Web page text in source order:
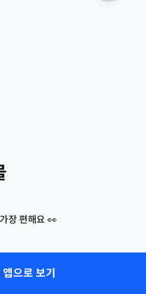
장 편해요 👀
으로 보기